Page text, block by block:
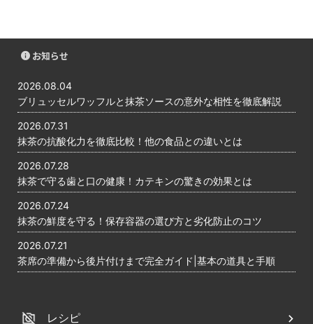
お知らせ
2026.08.04
ブリュッセルワッフルと抹茶ソースの意外な相性を徹底解説
2026.07.31
抹茶の抗酸化力を徹底比較！他の食品との違いとは
2026.07.28
抹茶で守る歯と口の健康！カテキンの驚きの効果とは
2026.07.24
抹茶の鮮度を守る！保存容器の選び方と劣化防止のコツ
2026.07.21
茶席の準備から後片付けまで完全ガイド|基本の道具と手順
レシピ